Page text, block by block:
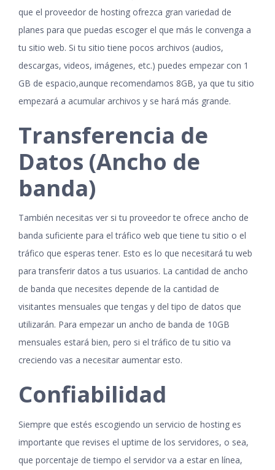
que el proveedor de hosting ofrezca gran variedad de
planes para que puedas escoger el que más le convenga a
tu sitio web. Si tu sitio tiene pocos archivos (audios,
descargas, videos, imágenes, etc.) puedes empezar con 1
GB de espacio,aunque recomendamos 8GB, ya que tu sitio
empezará a acumular archivos y se hará más grande.
Transferencia de
Datos (Ancho de
banda)
También necesitas ver si tu proveedor te ofrece ancho de
banda suficiente para el tráfico web que tiene tu sitio o el
tráfico que esperas tener. Esto es lo que necesitará tu web
para transferir datos a tus usuarios. La cantidad de ancho
de banda que necesites depende de la cantidad de
visitantes mensuales que tengas y del tipo de datos que
utilizarán. Para empezar un ancho de banda de 10GB
mensuales estará bien, pero si el tráfico de tu sitio va
creciendo vas a necesitar aumentar esto.
Confiabilidad
Siempre que estés escogiendo un servicio de hosting es
importante que revises el uptime de los servidores, o sea,
que porcentaje de tiempo el servidor va a estar en línea,